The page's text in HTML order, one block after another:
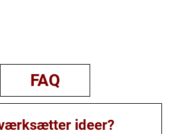
FAQ
ideer?